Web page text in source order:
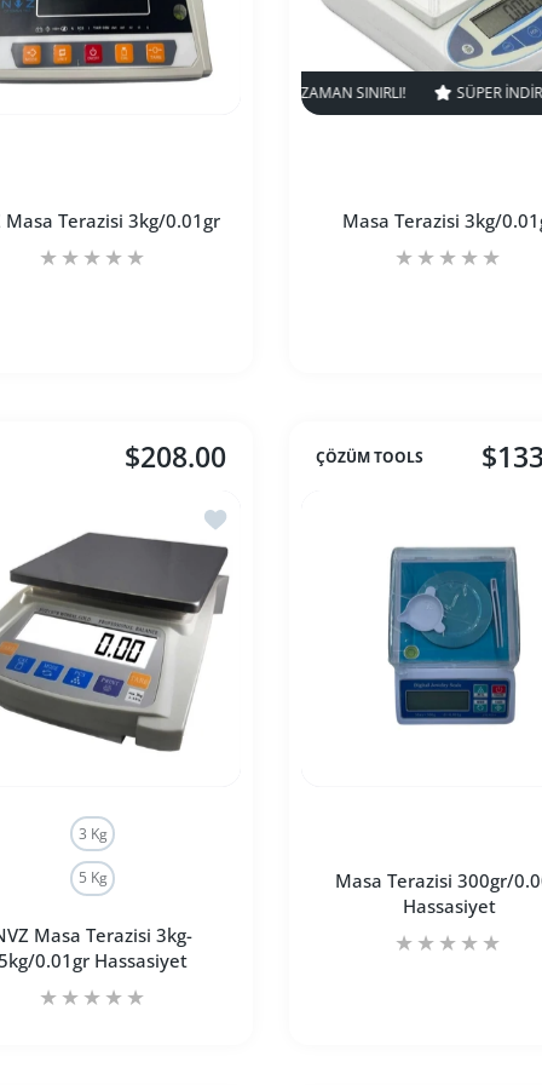
Default Title için adedi artırın
için adedi artırın
Masa Terazisi 3kg/0.01gr
NVZ Masa Terazisi 3kg/0.01gr Default Title için
NVZ Masa Terazisi 3kg/0.01gr Default Title için adedi artırın
SEPETE EKLE
SÜPER INDIRIM 22% KAPALI
Masa Terazisi 3kg/
Masa Terazisi
Terazisi 2000gr/0.01 Hassasiyet -EB
$208.00
İstek listesine ekle NVZ Masa Terazisi
3 Kg
5 Kg
Masa Terazisi 3kg-
5kg/0.01gr Hassasiyet
ÇÖZÜM TOOLS
Masa Terazisi 300gr/
Hassasiyet